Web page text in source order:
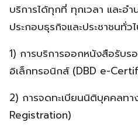
บริการได้ทุกที่ ทุกเวลา และอ
ประกอบธุรกิจและประชาชนทั่ว
1) การบริการออกหนังสือรับ
อิเล็กทรอนิกส์ (DBD e-
2) การจดทะเบียนนิติบุคคลท
Registration)